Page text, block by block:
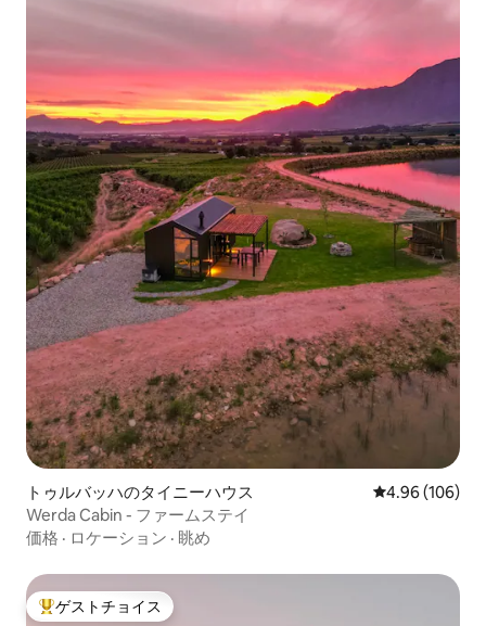
トゥルバッハのタイニーハウス レビュー106
4.96 (106)
Werda Cabin - ファームステイ
価格 · ロケーション · 眺め
大好評のゲストチョイスです。
ゲストチョイス